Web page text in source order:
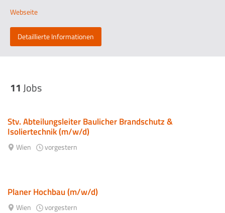
Webseite
Detaillierte Informationen
11Jobs
Stv. Abteilungsleiter Baulicher Brandschutz &
Isoliertechnik (m/w/d)
Wien vorgestern
Planer Hochbau (m/w/d)
Wien vorgestern